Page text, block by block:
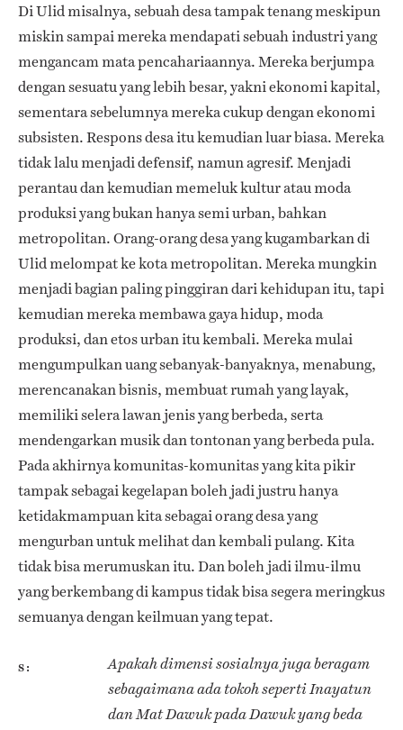
Di Ulid misalnya, sebuah desa tampak tenang meskipun
miskin sampai mereka mendapati sebuah industri yang
mengancam mata pencahariaannya. Mereka berjumpa
dengan sesuatu yang lebih besar, yakni ekonomi kapital,
sementara sebelumnya mereka cukup dengan ekonomi
subsisten. Respons desa itu kemudian luar biasa. Mereka
tidak lalu menjadi defensif, namun agresif. Menjadi
perantau dan kemudian memeluk kultur atau moda
produksi yang bukan hanya semi urban, bahkan
metropolitan. Orang-orang desa yang kugambarkan di
Ulid melompat ke kota metropolitan. Mereka mungkin
menjadi bagian paling pinggiran dari kehidupan itu, tapi
kemudian mereka membawa gaya hidup, moda
produksi, dan etos urban itu kembali. Mereka mulai
mengumpulkan uang sebanyak-banyaknya, menabung,
merencanakan bisnis, membuat rumah yang layak,
memiliki selera lawan jenis yang berbeda, serta
mendengarkan musik dan tontonan yang berbeda pula.
Pada akhirnya komunitas-komunitas yang kita pikir
tampak sebagai kegelapan boleh jadi justru hanya
ketidakmampuan kita sebagai orang desa yang
mengurban untuk melihat dan kembali pulang. Kita
tidak bisa merumuskan itu. Dan boleh jadi ilmu-ilmu
yang berkembang di kampus tidak bisa segera meringkus
semuanya dengan keilmuan yang tepat.
S
Apakah dimensi sosialnya juga beragam
sebagaimana ada tokoh seperti Inayatun
dan Mat Dawuk pada Dawuk yang beda